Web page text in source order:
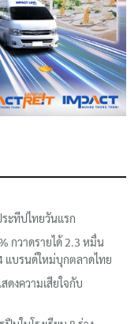
ะทีปไทยวันแรก
กวาดรายได้ 2.3 หมื่น
แบรนด์ใหม่บุกตลาดไทย
ดงความเสียใจกับ